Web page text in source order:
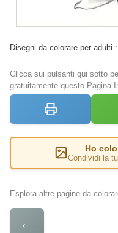
Disegni da colorare per adulti
Clicca sui pulsanti qui sotto
gratuitamente questo Pagina
Ho
Condividi la
Esplora altre pagine da
←